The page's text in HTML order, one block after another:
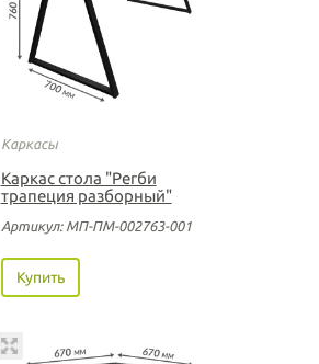
Каркасы
Каркас стола "Регби
трапеция разборный"
Артикул: МП-ПМ-002763-001
Купить